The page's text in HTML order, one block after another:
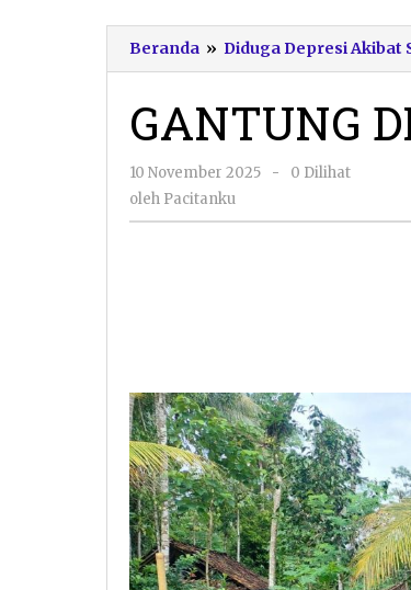
Beranda » Diduga Depresi Akibat
GANTUNG
10 November 2025
oleh
-
0 Dilihat
oleh Pacitanku